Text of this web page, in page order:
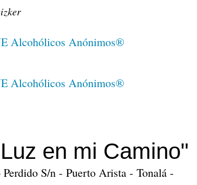
en mi Camino"
S/n - Puerto Arista - Tonalá -